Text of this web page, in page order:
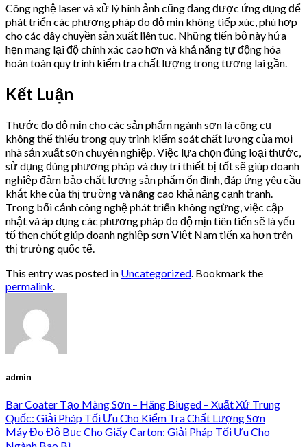
Công nghệ laser và xử lý hình ảnh cũng đang được ứng dụng để
phát triển các phương pháp đo độ mịn không tiếp xúc, phù hợp
cho các dây chuyền sản xuất liên tục. Những tiến bộ này hứa
hẹn mang lại độ chính xác cao hơn và khả năng tự động hóa
hoàn toàn quy trình kiểm tra chất lượng trong tương lai gần.
Kết Luận
Thước đo độ mịn cho các sản phẩm ngành sơn là công cụ
không thể thiếu trong quy trình kiểm soát chất lượng của mọi
nhà sản xuất sơn chuyên nghiệp. Việc lựa chọn đúng loại thước,
sử dụng đúng phương pháp và duy trì thiết bị tốt sẽ giúp doanh
nghiệp đảm bảo chất lượng sản phẩm ổn định, đáp ứng yêu cầu
khắt khe của thị trường và nâng cao khả năng cạnh tranh.
Trong bối cảnh công nghệ phát triển không ngừng, việc cập
nhật và áp dụng các phương pháp đo độ mịn tiên tiến sẽ là yếu
tố then chốt giúp doanh nghiệp sơn Việt Nam tiến xa hơn trên
thị trường quốc tế.
This entry was posted in Uncategorized . Bookmark the
permalink
admin
Bar Coater Tạo Màng Sơn – Hãng Biuged – Xuất Xứ Trung
Quốc: Giải Pháp Tối Ưu Cho Kiểm Tra Chất Lượng Sơn
Máy Đo Độ Bục Cho Giấy Carton: Giải Pháp Tối Ưu Cho